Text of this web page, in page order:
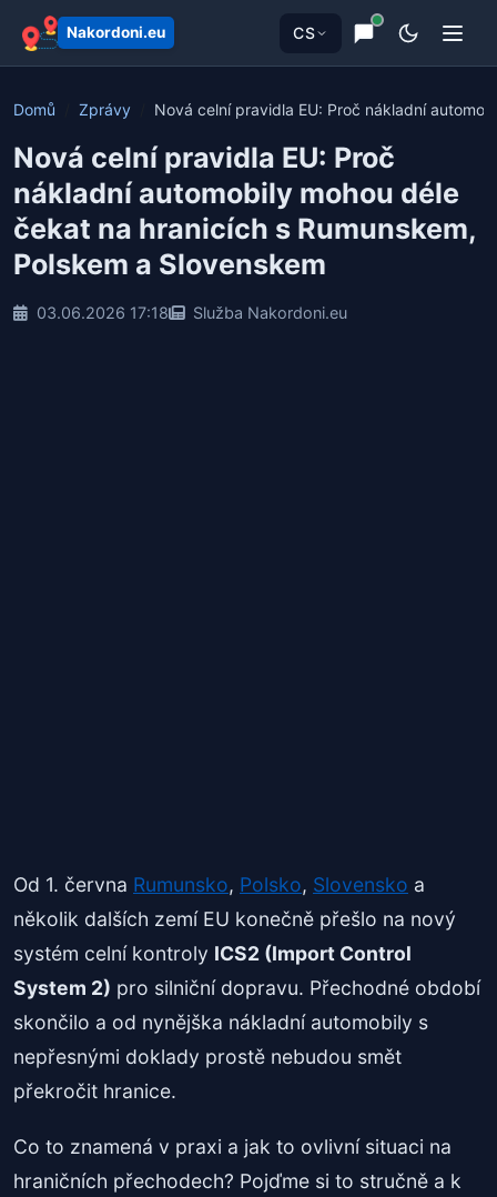
Nakordoni.eu CS
Domů Zprávy Nová celní pravidla EU: Proč nákladní
Nová celní pravidla EU: Proč
nákladní automobily mohou déle
čekat na hranicích s Rumunskem,
Polskem a Slovenskem
03.06.2026 17:18 Služba Nakordoni.eu
Od 1. června Rumunsko, Polsko, Slovensko a
několik dalších zemí EU konečně přešlo na nový
systém celní kontroly ICS2 (Import Control
System 2) pro silniční dopravu. Přechodné období
skončilo a od nynějška nákladní automobily s
nepřesnými doklady prostě nebudou smět
překročit hranice.
Co to znamená v praxi a jak to ovlivní situaci na
hraničních přechodech? Pojďme si to stručně a k